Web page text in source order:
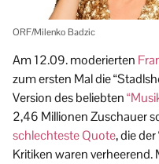
ORF/Milenko Badzic
Am 12.09. moderierten
zum ersten Mal die
Version des beliebten
2,46 Millionen Zuschauer
schlechteste Quote, die
Kritiken waren verheerend.